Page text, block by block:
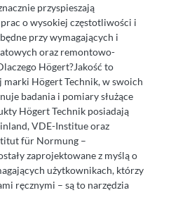
przyspieszają
o wysokiej częstotliwości i
przy wymagających i
oraz remontowo-
Högert?Jakość to
Högert Technik, w swoich
badania i pomiary służące
Högert Technik posiadają
VDE-Institue oraz
für Normung –
zaprojektowane z myślą o
użytkownikach, którzy
ręcznymi – są to narzędzia